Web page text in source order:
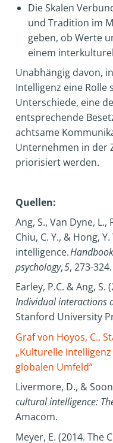
Die Skalen
und Tradition im
geben, ob Werte
einem
Unabhängig davon,
Intelligenz eine Rolle
Unterschiede, eine
entsprechende
achtsame
Unternehmen in der
priorisiert werden.
Quellen:
Ang, S., Van Dyne, L.,
Chiu, C. Y., & Hong,
intelligence.
psychology,5, 273-324.
Earley, P.C. & Ang, S.
Individual interactions
Stanford University
Graf von Hoyos, C.,
„Kulturelle
globalen Umfeld“
Livermore, D., &
cultural intelligence:
Amacom.
Meyer, E. (2014. The